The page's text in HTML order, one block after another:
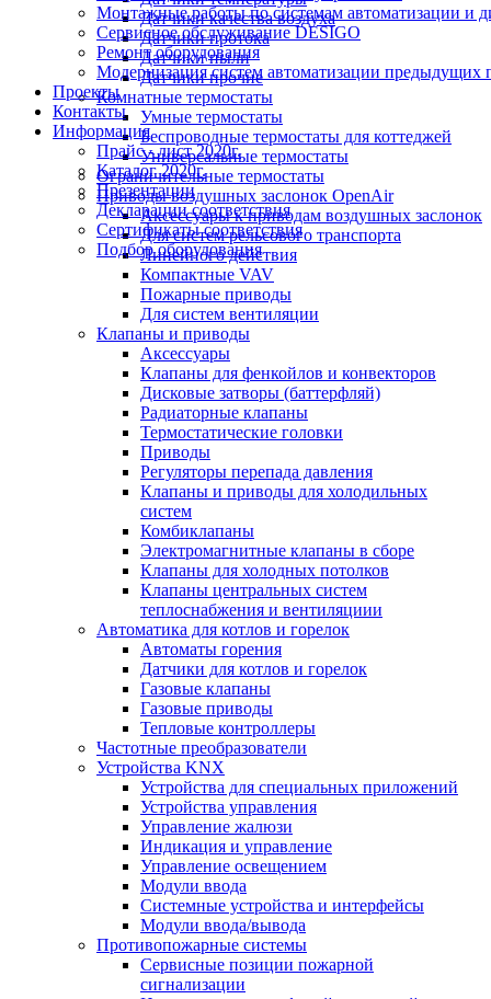
Монтажные работы по системам автоматизации и
Сервисное обслуживание DESIGO
Ремонт оборудования
Модернизация систем автоматизации
Проекты
Контакты
Информация
Прайс - лист 2020г.
Каталог 2020г.
Презентации
Декларации соответствия
Сертификаты соответствия
Подбор оборудования
Датчики качества воздуха
Датчики протока
Датчики пыли
Датчики прочие
Комнатные термостаты
Умные термостаты
Беспроводные термостаты для коттеджей
Универсальные термостаты
Ограничительные термостаты
Приводы воздушных заслонок OpenAir
Аксессуары к приводам воздушных заслонок
Для систем рельсового транспорта
Линейного действия
Компактные VAV
Пожарные приводы
Для систем вентиляции
Клапаны и приводы
Аксессуары
Клапаны для фенкойлов и конвекторов
Дисковые затворы (баттерфляй)
Радиаторные клапаны
Термостатические головки
Приводы
Регуляторы перепада давления
Клапаны и приводы для холодильных
систем
Комбиклапаны
Электромагнитные клапаны в сборе
Клапаны для холодных потолков
Клапаны центральных систем
теплоснабжения и вентиляциии
Автоматика для котлов и горелок
Автоматы горения
Датчики для котлов и горелок
Газовые клапаны
Газовые приводы
Тепловые контроллеры
Частотные преобразователи
Устройства KNX
Устройства для специальных приложений
Устройства управления
Управление жалюзи
Индикация и управление
Управление освещением
Модули ввода
Системные устройства и интерфейсы
Модули ввода/вывода
Противопожарные системы
Сервисные позиции пожарной
сигнализации